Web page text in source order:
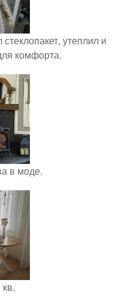
утеплил и
комфорта.
в моде.